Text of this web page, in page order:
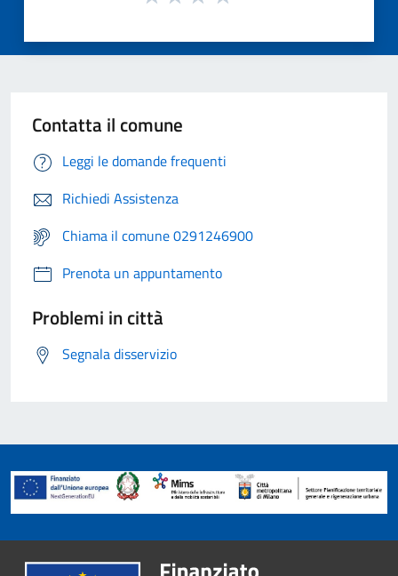
Contatta il comune
Leggi le domande frequenti
Richiedi Assistenza
Chiama il comune 0291246900
Prenota un appuntamento
Problemi in città
Segnala disservizio